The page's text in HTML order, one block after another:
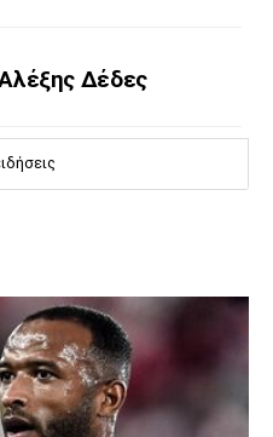
Δέδες
για τις
«ΦΩΣ»: «Η
ξεχωρίζει»